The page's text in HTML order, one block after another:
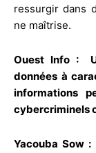
ressurgir dans
ne maîtrise.
Ouest Info :
données à
informations
cybercriminels
Yacouba Sow :